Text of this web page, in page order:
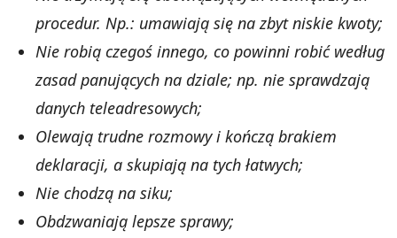
procedur. Np.: umawiają się na zbyt niskie kwoty;
Nie robią czegoś innego, co powinni robić według
zasad panujących na dziale; np. nie sprawdzają
danych teleadresowych;
Olewają trudne rozmowy i kończą brakiem
deklaracji, a skupiają na tych łatwych;
Nie chodzą na siku;
Obdzwaniają lepsze sprawy;